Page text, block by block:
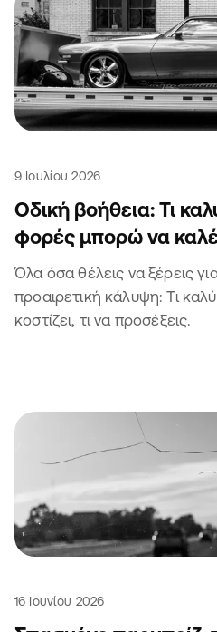
9 Ιουλίου 2026
Οδική βοήθεια: Τι
φορές μπορώ να
Όλα όσα θέλεις να ξέρεις
προαιρετική κάλυψη: Τι
κοστίζει, τι να προσέξεις.
16 Ιουνίου 2026